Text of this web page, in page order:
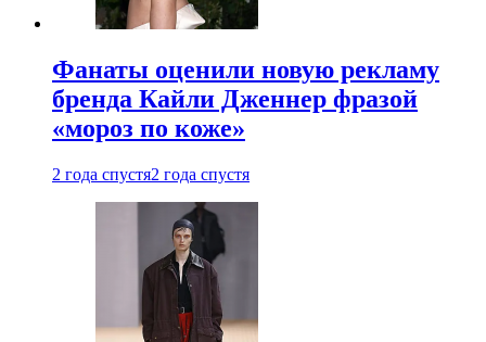
Фанаты оценили новую рекламу
бренда Кайли Дженнер фразой
«мороз по коже»
2 года спустя2 года спустя